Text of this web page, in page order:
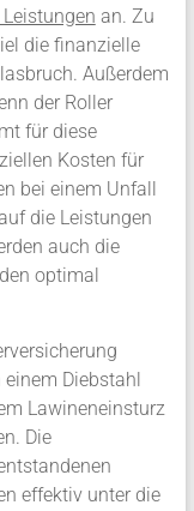
an. Zu
die finanzielle
Außerdem
der Roller
für diese
Kosten für
bei einem Unfall
die Leistungen
auch die
optimal
einem Diebstahl
Lawineneinsturz
Die
effektiv unter die